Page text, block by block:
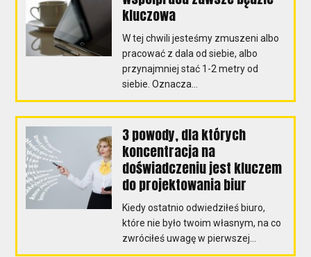
kluczowa
W tej chwili jesteśmy zmuszeni albo
pracować z dala od siebie, albo
przynajmniej stać 1-2 metry od
siebie. Oznacza...
3 powody, dla których
koncentracja na
doświadczeniu jest kluczem
do projektowania biur
Kiedy ostatnio odwiedziłeś biuro,
które nie było twoim własnym, na co
zwróciłeś uwagę w pierwszej...